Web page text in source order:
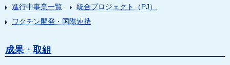
進行中事業一覧
統合プロジェクト（PJ）
ワクチン開発・国際連携
成果・取組